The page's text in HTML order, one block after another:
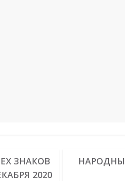
ЗНАКОВ
2020